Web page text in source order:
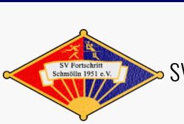
FacebookTwitter